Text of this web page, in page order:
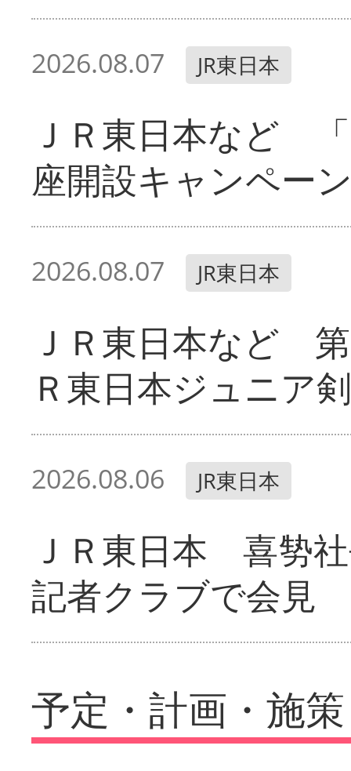
2026.08.07 JR東日本
ＪＲ東日本など
座開設キャンペー
2026.08.07 JR東日本
ＪＲ東日本など
Ｒ東日本ジュニア
2026.08.06 JR東日本
ＪＲ東日本 喜㔟
記者クラブで会見
予定・計画・施策